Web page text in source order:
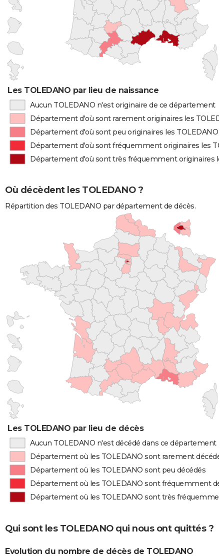
Les TOLEDANO par lieu de naissance
Aucun TOLEDANO n'est originaire de ce département
Département d'où sont rarement originaires les
Département d'où sont peu originaires les TOLEDANO
Département d'où sont fréquemment originaires les
Département d'où sont très fréquemment originaires
Où décèdent les TOLEDANO ?
Répartition des TOLEDANO par département de décès.
Les TOLEDANO par lieu de décès
Aucun TOLEDANO n'est décédé dans ce département
Département où les TOLEDANO sont rarement
Département où les TOLEDANO sont peu décédés
Département où les TOLEDANO sont fréquemment
Département où les TOLEDANO sont très
Qui sont les TOLEDANO qui nous ont quittés ?
Evolution du nombre de décès de TOLEDANO